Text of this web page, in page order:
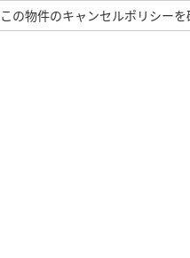
この物件のキャンセルポリシーを